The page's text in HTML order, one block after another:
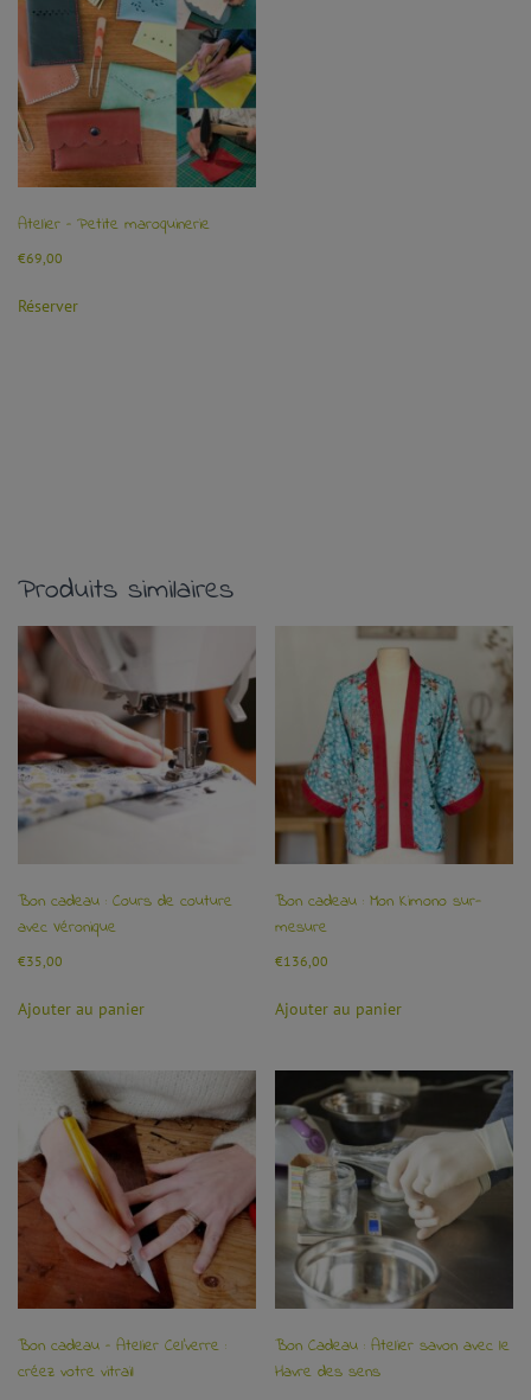
Atelier – Petite maroquinerie
€69,00
Réserver
Produits similaires
Bon cadeau : Cours de couture
avec Véronique
€35,00
Ajouter au panier
Bon cadeau : Mon Kimono sur-
mesure
€136,00
Ajouter au panier
Bon cadeau – Atelier Cel’verre :
créez votre vitrail
Bon Cadeau : Atelier savon avec le
Havre des sens